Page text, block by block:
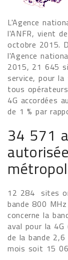
L'Agence
l'ANFR, vient
octobre 2015.
l'Agence
2015, 21 645
service, pour
tous
4G accordées
de 1 % par
34 571
12 284 sites
bande 800
concerne la
aval pour la
de la bande
mois soit 15